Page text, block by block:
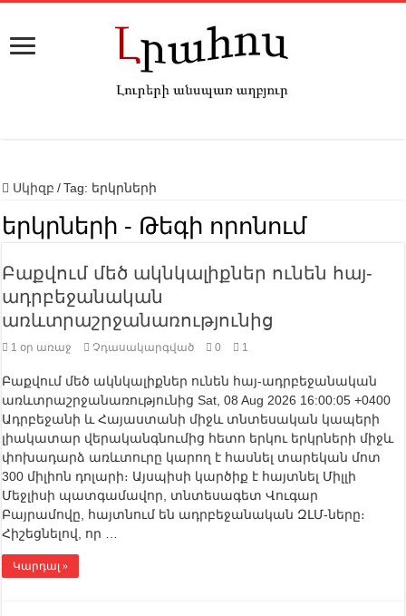
Սկիզբ / Tag: երկրների
երկրների - Թեգի որոնում
Բաքվում մեծ ակնկալիքներ ունեն հայ-
ադրբեջանական
առևտրաշրջանառությունից
1 օր առաջ Չդասակարգված 0 1
Բաքվում մեծ ակնկալիքներ ունեն հայ-ադրբեջանական
առևտրաշրջանառությունից Sat, 08 Aug 2026 16:00:05 +0400
Ադրբեջանի և Հայաստանի միջև տնտեսական կապերի
լիակատար վերականգնումից հետո երկու երկրների միջև
փոխադարձ առևտուրը կարող է հասնել տարեկան մոտ
300 միլիոն դոլարի։ Այսպիսի կարծիք է հայտնել Միլլի
Մեջլիսի պատգամավոր, տնտեսագետ Վուգար
Բայրամովը, հայտնում են ադրբեջանական ԶԼՄ-ները։
Հիշեցնելով, որ …
Կարդալ »